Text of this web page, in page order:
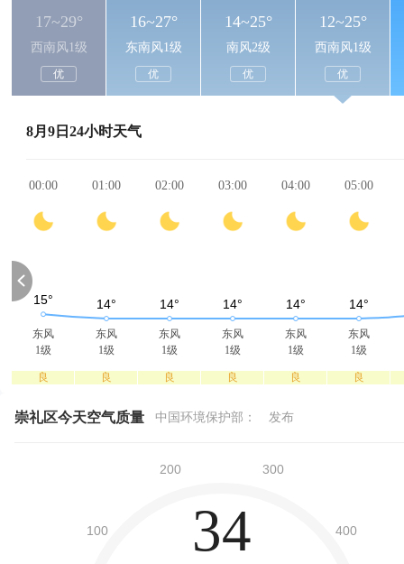
17~29°
西南风1级
优
16~27°
东南风1级
优
14~25°
南风2级
优
12~25°
西南风1级
优
8月9日24小时天气
00:00
东风
1级
良
01:00
东风
1级
良
02:00
东风
1级
良
03:00
东风
1级
良
04:00
东风
1级
良
05:00
东风
1级
良
崇礼区今天空气质量 中国环境保护部： 发布
34